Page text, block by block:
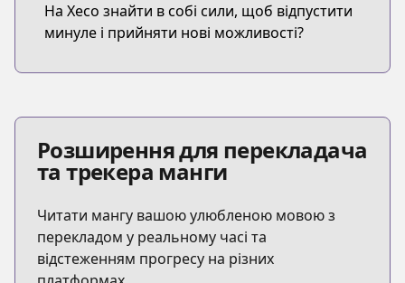
На Хесо знайти в собі сили, щоб відпустити
минуле і прийняти нові можливості?
Розширення для перекладача
та трекера манги
Читати мангу вашою улюбленою мовою з
перекладом у реальному часі та
відстеженням прогресу на різних